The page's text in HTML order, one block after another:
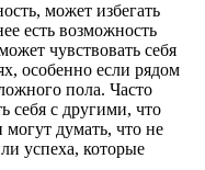
может избегать
есть возможность
чувствовать себя
особенно если рядом
пола. Часто
себя с другими, что
могут думать, что не
успеха, которые